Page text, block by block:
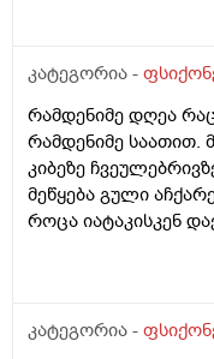
შეგრძნება მაქვს
როგორიც არის,ჩემი და სხვა ადამიანების გრძნობების
გაცნობიერება და
ვგრძნობ
მაქვს,რას მეტყვით
მდგომარეობას და
წინასწარ.
სულ,ახლა ფიქრის
კატეგორია -
რამდენიმე დღეა
რამდენიმე საათით.
კიბეზე
მეწყება გული
როცა იატაკისკენ
ცოტა ფიზიკური
კატეგორია -